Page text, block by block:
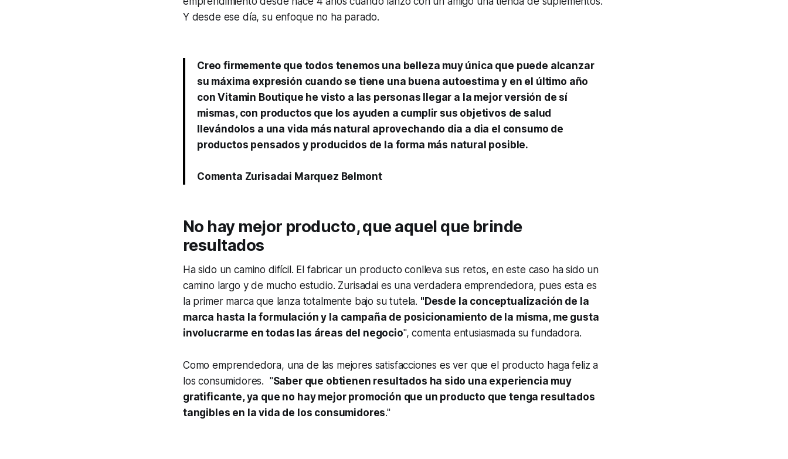
Y desde ese día, su enfoque no ha parado.
Creo firmemente que todos tenemos una belleza muy única que puede alcanzar
su máxima expresión cuando se tiene una buena autoestima y en el último año
con Vitamin Boutique he visto a las personas llegar a la mejor versión de sí
mismas, con productos que los ayuden a cumplir sus objetivos de salud
llevándolos a una vida más natural aprovechando dia a dia el consumo de
productos pensados y producidos de la forma más natural posible.
Comenta Zurisadai Marquez Belmont
No hay mejor producto, que aquel que brinde
resultados
Ha sido un camino difícil. El fabricar un producto conlleva sus retos, en este caso ha sido un
camino largo y de mucho estudio. Zurisadai es una verdadera emprendedora, pues esta es
la primer marca que lanza totalmente bajo su tutela. "Desde la conceptualización de la
marca hasta la formulación y la campaña de posicionamiento de la misma, me gusta
involucrarme en todas las áreas del negocio", comenta entusiasmada su fundadora.
Como emprendedora, una de las mejores satisfacciones es ver que el producto haga feliz a
los consumidores. "Saber que obtienen resultados ha sido una experiencia muy
gratificante, ya que no hay mejor promoción que un producto que tenga resultados
tangibles en la vida de los consumidores."